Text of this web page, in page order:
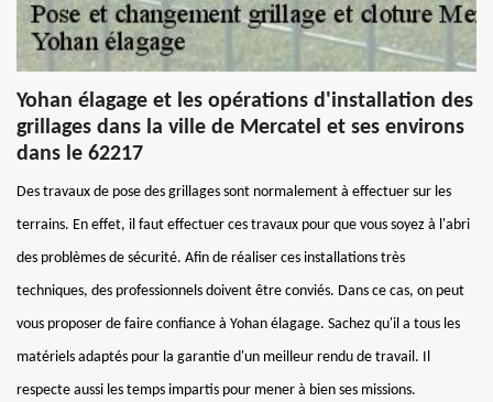
Yohan élagage et les opérations d'installation des
grillages dans la ville de Mercatel et ses environs
dans le 62217
Des travaux de pose des grillages sont normalement à effectuer sur les
terrains. En effet, il faut effectuer ces travaux pour que vous soyez à l'abri
des problèmes de sécurité. Afin de réaliser ces installations très
techniques, des professionnels doivent être conviés. Dans ce cas, on peut
vous proposer de faire confiance à Yohan élagage. Sachez qu'il a tous les
matériels adaptés pour la garantie d'un meilleur rendu de travail. Il
respecte aussi les temps impartis pour mener à bien ses missions.